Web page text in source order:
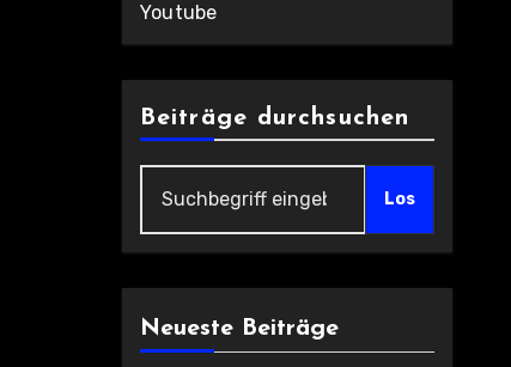
Youtube
Beiträge durchsuchen
Los
Neueste Beiträge